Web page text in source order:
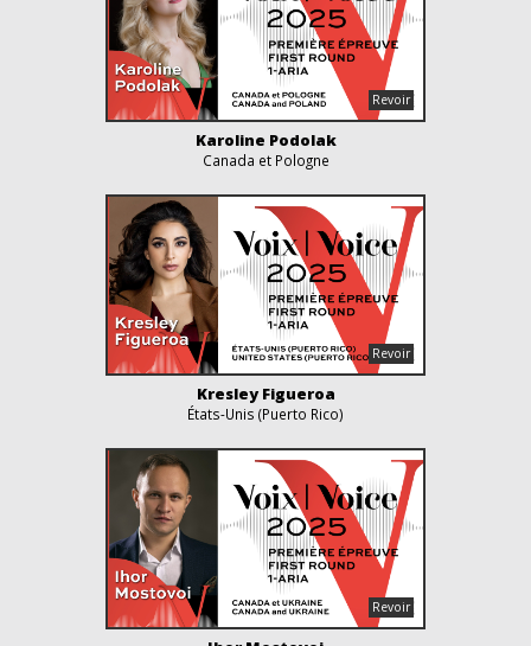
Karoline Podolak
Canada et Pologne
Kresley Figueroa
États-Unis (Puerto Rico)